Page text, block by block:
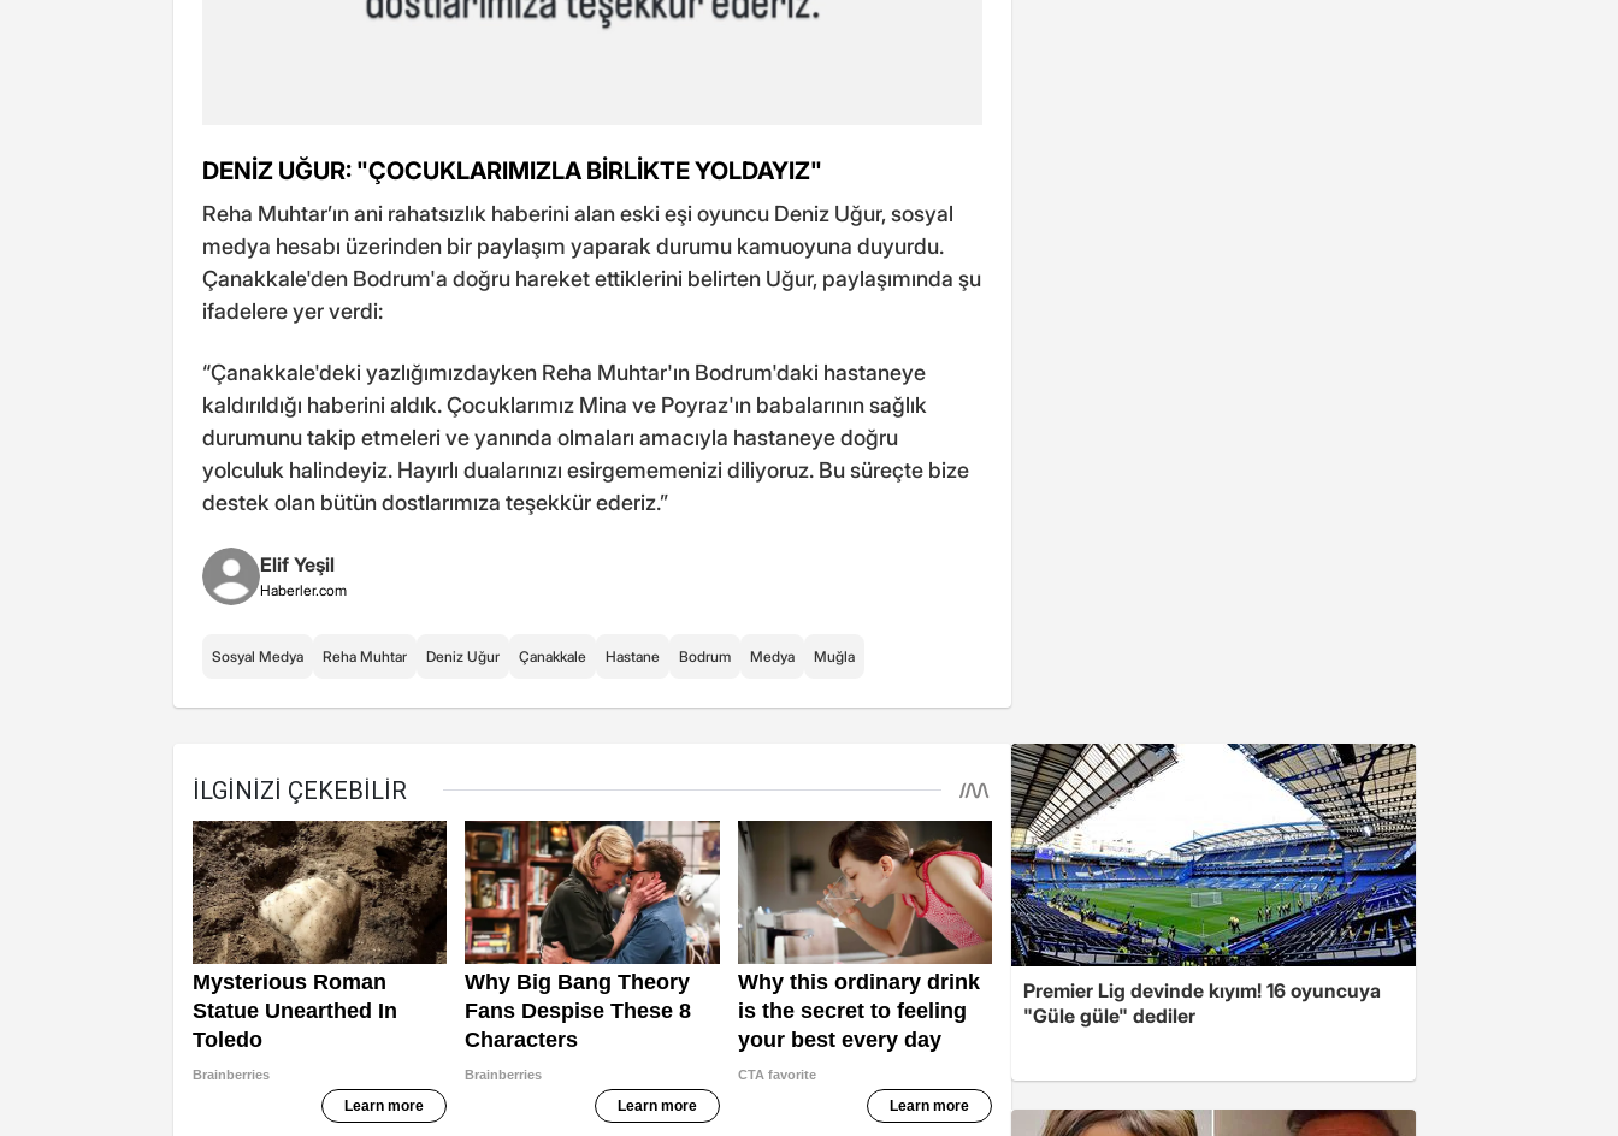
DENİZ UĞUR: "ÇOCUKLARIMIZLA BİRLİKTE YOLDAYIZ"
Reha Muhtar’ın ani rahatsızlık haberini alan eski eşi oyuncu Deniz Uğur, sosyal
medya hesabı üzerinden bir paylaşım yaparak durumu kamuoyuna duyurdu.
Çanakkale'den Bodrum'a doğru hareket ettiklerini belirten Uğur, paylaşımında şu
ifadelere yer verdi:
“Çanakkale'deki yazlığımızdayken Reha Muhtar'ın Bodrum'daki hastaneye
kaldırıldığı haberini aldık. Çocuklarımız Mina ve Poyraz'ın babalarının sağlık
durumunu takip etmeleri ve yanında olmaları amacıyla hastaneye doğru
yolculuk halindeyiz. Hayırlı dualarınızı esirgememenizi diliyoruz. Bu süreçte bize
destek olan bütün dostlarımıza teşekkür ederiz.”
Elif Yeşil
Haberler.com
Sosyal Medya Reha Muhtar Deniz Uğur Çanakkale Hastane Bodrum Medya Muğla
Premier Lig devinde kıyım! 16 oyuncuya
"Güle güle" dediler